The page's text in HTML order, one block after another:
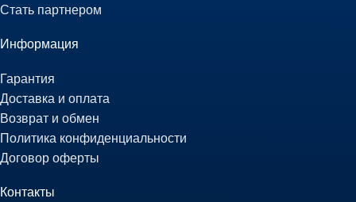
Стать партнером
Информация
Гарантия
Доставка и оплата
Возврат и обмен
Политика конфиденциальности
Договор оферты
Контакты